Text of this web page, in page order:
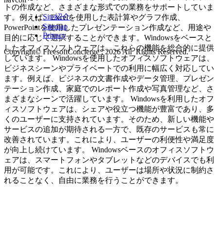
トの作成など、さまざまな形式での業務をサポートしていま
す。例えば、Excelを使用した表計算やグラフ作成、
PowerPointを使用したプレゼンテーション作成など、用途や
目的に応じて選択することができます。Windowsをベースと
したオフィスソフトウェアは、これらの機能を総合的に提供
しています。 Windowsを使用したオフィスソフトウェアは、
ビジネスシーンやプライベートでの利用に幅広く対応してい
ます。例えば、ビジネスの文書作成やデータ管理、プレゼン
テーション作成、家庭でのレポート作成や写真管理など、さ
まざまなシーンで活躍しています。 Windowsを利用したオフ
ィスソフトウェアは、シェアや役立つ機能が豊富であり、多
くのユーザーに支持されています。そのため、新しい機能や
サービスの追加が期待される一方で、既存のサービスも常に
改善されています。これにより、ユーザーの利便性や満足度
が向上し続けています。 Windowsベースのオフィスソフトウ
ェアは、スマートフォンやタブレットなどのデバイスでも利
用が可能です。これにより、ユーザーは場所や状況に制約さ
れることなく、自由に業務を行うことができます。
Site紹介
Sitemap
Privacy
Copyright© FreesoftConcierge , 2026 All Rights Reserved.